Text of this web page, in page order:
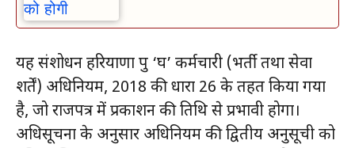
यह संशोधन हरियाणा ग्रुप ‘घ’ कर्मचारी (भर्ती तथा सेवा
शर्तें) अधिनियम, 2018 की धारा 26 के तहत किया गया
है, जो राजपत्र में प्रकाशन की तिथि से प्रभावी होगा।
अधिसूचना के अनुसार अधिनियम की द्वितीय अनुसूची को